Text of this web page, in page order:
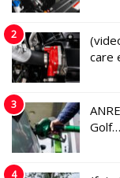
2
care
3
Golf…
4